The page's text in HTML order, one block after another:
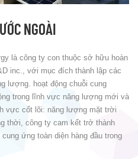
NGOÀI
là công ty con thuộc sở hữu hoàn
inc., với mục đích thành lập các
lượng. hoạt động chuỗi cung
trong lĩnh vực năng lượng mới và
vực cốt lõi: năng lượng mặt trời
thời, công ty cam kết trở thành
cung ứng toàn diện hàng đầu trong